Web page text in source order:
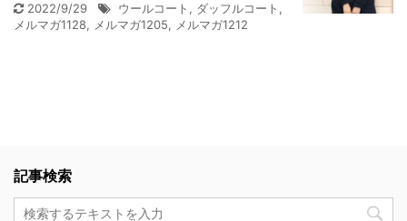
2022/9/29 ウールコート , ダッフルコート ,
メルマガ1128, メルマガ1205, メルマガ1212
記事検索